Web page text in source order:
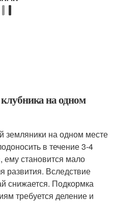
на одном
земляники на одном месте
в течение 3-4
ему становится мало
развития. Вследствие
снижается. Подкормка
требуется деление и